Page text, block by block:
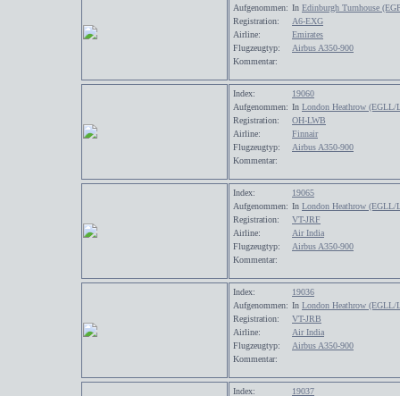
Aufgenommen: In Edinburgh Turnhouse
Registration:
A6-EXG
Airline:
Emirates
Flugzeugtyp:
Airbus A350-900
Kommentar:
Index:
19060
Aufgenommen: In London Heathrow (EGLL/
Registration:
OH-LWB
Airline:
Finnair
Flugzeugtyp:
Airbus A350-900
Kommentar:
Index:
19065
Aufgenommen: In London Heathrow (EGLL/
Registration:
VT-JRF
Airline:
Air India
Flugzeugtyp:
Airbus A350-900
Kommentar:
Index:
19036
Aufgenommen: In London Heathrow (EGLL/
Registration:
VT-JRB
Airline:
Air India
Flugzeugtyp:
Airbus A350-900
Kommentar:
Index: 19037